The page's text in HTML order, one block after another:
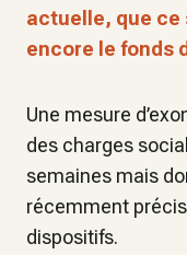
actuelle, que ce
encore le fonds
Une mesure
des charges
semaines mais
récemment
dispositifs.